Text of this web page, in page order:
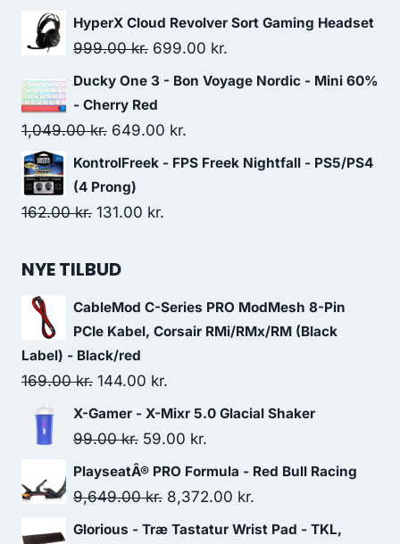
price
was:
price
is:
HyperX Cloud Revolver Sort Gaming Headset
999.00kr. Original
price
was:
999.00 kr..
699.00 kr.
price
Ducky One 3 - Bon Voyage Nordic - Mini 60%
- Cherry Red
1,049.00kr. Original
price
was:
1,049.00 kr..
649.00 kr.
price
KontrolFreek - FPS Freek Nightfall - PS5/PS4
(4 Prong)
162.00kr. Original
was:
131.00 kr.
NYE TILBUD
CableMod C-Series PRO ModMesh 8-Pin
PCIe Kabel, Corsair RMi/RMx/RM (Black
Label) - Black/red
169.00kr. Original
price
was:
169.00 kr..
144.00 kr.
price
is:
X-Gamer - X-Mixr 5.0 Glacial Shaker
99.00kr. Original
price
was:
59.00 kr.
price
is:
PlayseatÂ® PRO Formula - Red Bull Racing
9,649.00kr. Original
price
8,372.00 kr.
price
Glorious - Træ Tastatur Wrist Pad - TKL,